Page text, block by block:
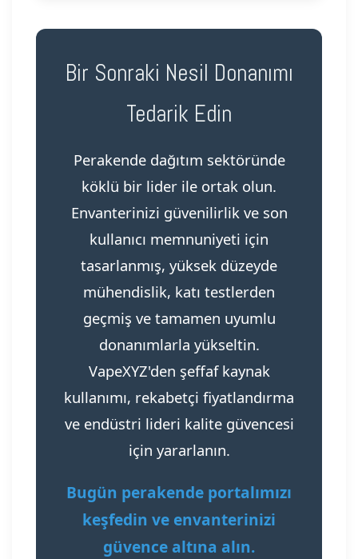
Bir Sonraki Nesil Donanımı
Tedarik Edin
Perakende dağıtım sektöründe
köklü bir lider ile ortak olun.
Envanterinizi güvenilirlik ve son
kullanıcı memnuniyeti için
tasarlanmış, yüksek düzeyde
mühendislik, katı testlerden
geçmiş ve tamamen uyumlu
donanımlarla yükseltin.
VapeXYZ'den şeffaf kaynak
kullanımı, rekabetçi fiyatlandırma
ve endüstri lideri kalite güvencesi
için yararlanın.
Bugün perakende portalımızı
keşfedin ve envanterinizi
güvence altına alın.